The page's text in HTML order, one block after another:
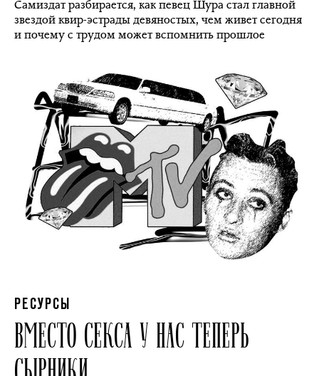
Самиздат разбирается, как певец Шура стал главной
звездой квир-эстрады девяностых, чем живет сегодня
и почему с трудом может вспомнить прошлое
РЕСУРСЫ
ВМЕСТО СЕКСА У НАС ТЕПЕРЬ